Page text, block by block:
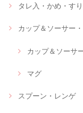
タレ入・かめ・す
カップ＆ソーサー
カップ＆ソーサ
マグ
スプーン・レンゲ